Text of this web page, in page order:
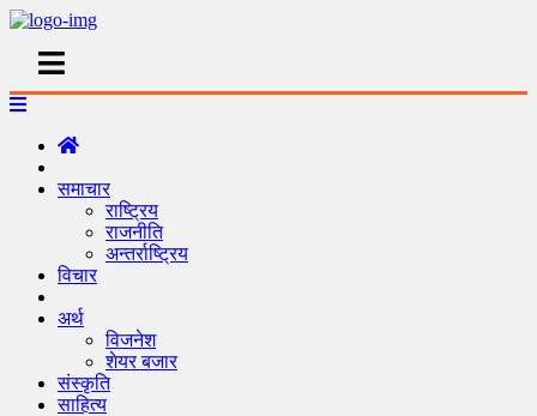
समाचार
राष्ट्रिय
राजनीति
अन्तर्राष्ट्रिय
विचार
अर्थ
विजनेश
शेयर बजार
संस्कृति
साहित्य